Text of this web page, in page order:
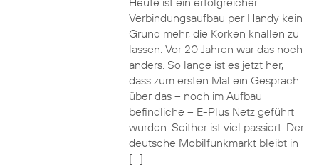
Verbindungsaufbau per Handy kein
Grund mehr, die Korken knallen zu
lassen. Vor 20 Jahren war das noch
anders. So lange ist es jetzt her,
dass zum ersten Mal ein Gespräch
über das – noch im Aufbau
befindliche – E-Plus Netz geführt
wurden. Seither ist viel passiert: Der
deutsche Mobilfunkmarkt bleibt in
[…]